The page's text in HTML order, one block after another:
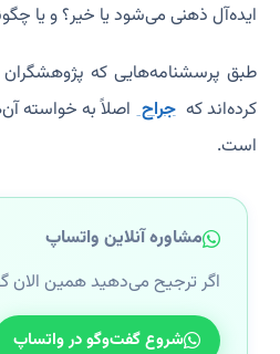
ایده‌آل ذهنی می‌شود یا خیر؟ و یا
طبق پرسشنامه‌هایی که پژوهشگران
کرده‌اند که جراح اصلاً به خواسته
است.
مشاوره آنلاین واتساپ
اگر ترجیح می‌دهید همین
شروع گفت‌وگو در واتساپ